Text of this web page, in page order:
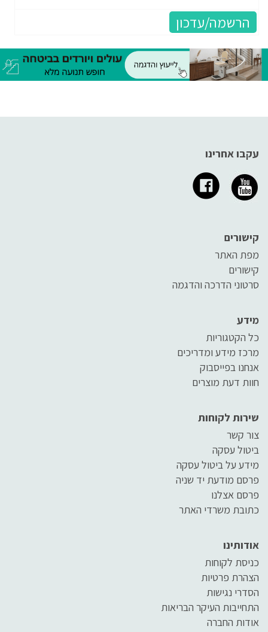
עקבו אחרינו
קישורים
מפת האתר
קישורים
סרטוני הדרכה והדגמה
מידע
כל הקטגוריות
מרכז מידע ומדריכים
אנחנו בפייסבוק
חוות דעת מוצרים
שירות לקוחות
צור קשר
ביטול עסקה
מידע על ביטול עסקה
פרסם מודעת יד שניה
פרסם אצלנו
כתובת משרדי האתר
אודותינו
כניסת לקוחות
הצהרת פרטיות
הסדרי נגישות
התחייבות העיקר הבריאות
אודות החברה